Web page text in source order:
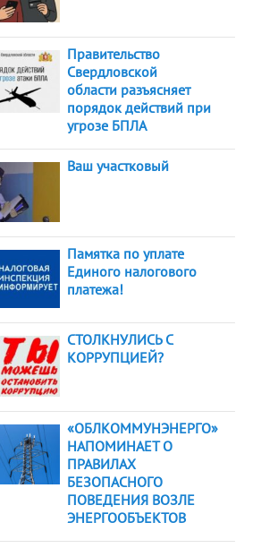
Правительство
Свердловской
области разъясняет
порядок действий при
угрозе БПЛА
Ваш участковый
Памятка по уплате
Единого налогового
платежа!
СТОЛКНУЛИСЬ С
КОРРУПЦИЕЙ?
«ОБЛКОММУНЭНЕРГО»
НАПОМИНАЕТ О
ПРАВИЛАХ
БЕЗОПАСНОГО
ПОВЕДЕНИЯ ВОЗЛЕ
ЭНЕРГООБЪЕКТОВ